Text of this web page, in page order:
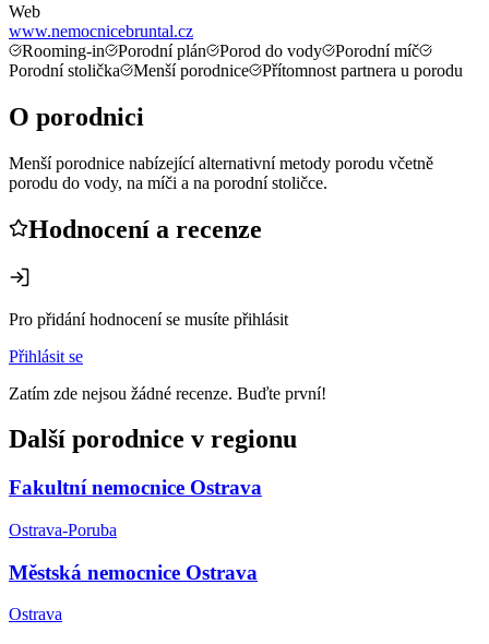
Web
www.nemocnicebruntal.cz
Rooming-in
Porodní plán Porod do vody
Porodní míč
Porodní stolička
Menší porodnice Přítomnost partnera u porodu
O porodnici
Menší porodnice nabízející alternativní metody porodu včetně
porodu do vody, na míči a na porodní stoličce.
Hodnocení a recenze
Pro přidání hodnocení se musíte přihlásit
Přihlásit se
Zatím zde nejsou žádné recenze. Buďte první!
Další porodnice v regionu
Fakultní nemocnice Ostrava
Ostrava-Poruba
Městská nemocnice Ostrava
Ostrava